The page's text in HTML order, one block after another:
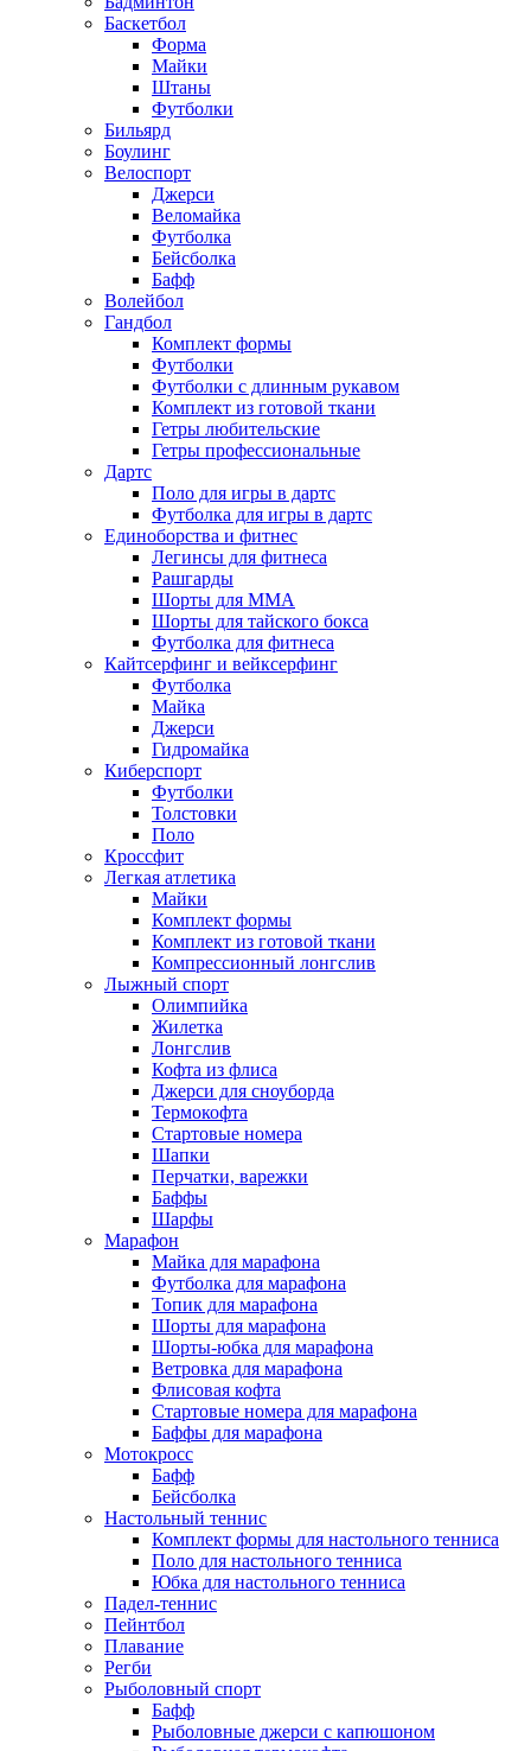
Баскетбол
Форма
Майки
Штаны
Футболки
Бильярд
Боулинг
Велоспорт
Джерси
Веломайка
Футболка
Бейсболка
Бафф
Волейбол
Гандбол
Комплект формы
Футболки
Футболки с длинным рукавом
Комплект из готовой ткани
Гетры любительские
Гетры профессиональные
Дартс
Поло для игры в дартс
Футболка для игры в дартс
Единоборства и фитнес
Легинсы для фитнеса
Рашгарды
Шорты для MMA
Шорты для тайского бокса
Футболка для фитнеса
Кайтсерфинг и вейксерфинг
Футболка
Майка
Джерси
Гидромайка
Киберспорт
Футболки
Толстовки
Поло
Кроссфит
Легкая атлетика
Майки
Комплект формы
Комплект из готовой ткани
Компрессионный лонгслив
Лыжный спорт
Олимпийка
Жилетка
Лонгслив
Кофта из флиса
Джерси для сноуборда
Термокофта
Стартовые номера
Шапки
Перчатки, варежки
Баффы
Шарфы
Марафон
Майка для марафона
Футболка для марафона
Топик для марафона
Шорты для марафона
Шорты-юбка для марафона
Ветровка для марафона
Флисовая кофта
Стартовые номера для марафона
Баффы для марафона
Мотокросс
Бафф
Бейсболка
Настольный теннис
Комплект формы для настольного тенниса
Поло для настольного тенниса
Юбка для настольного тенниса
Падел-теннис
Пейнтбол
Плавание
Регби
Рыболовный спорт
Бафф
Рыболовные джерси с капюшоном